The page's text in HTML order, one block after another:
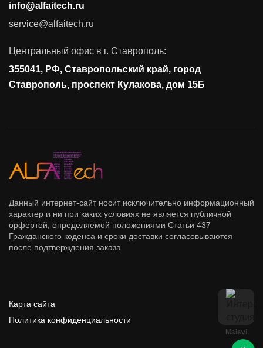
Соответствие требованиям и стандартам
Антивирусная защита
Управление доступом
Сетевая безопасность
info@alfaitech.ru
service@alfaitech.ru
Центральный офис в г. Ставрополь:
355041, РФ, Ставропольский край, город
Ставрополь, проспект Кулакова, дом 15Б
Данный интернет-сайт носит исключительно информационный
характер и ни при каких условиях не является публичной
орфертой, определяемой положениями Статьи 437
Гражданского коденса и сроки доставки согласовываются
после подтверждения заказа
Карта сайта
Политика конфиденциальности
Malevi